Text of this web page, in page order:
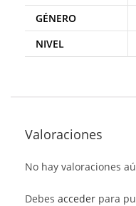
GÉNERO
NIVEL
Valoraciones
No hay valoraciones
Debes acceder para